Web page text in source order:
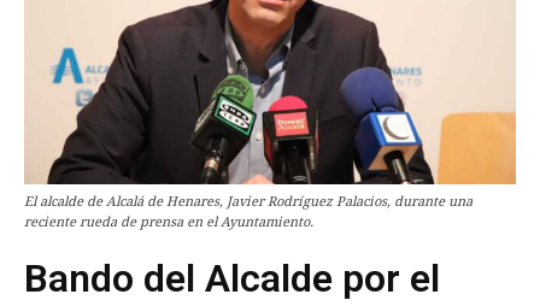
El alcalde de Alcalá de Henares, Javier Rodríguez Palacios, durante una
reciente rueda de prensa en el Ayuntamiento.
Bando del Alcalde por el